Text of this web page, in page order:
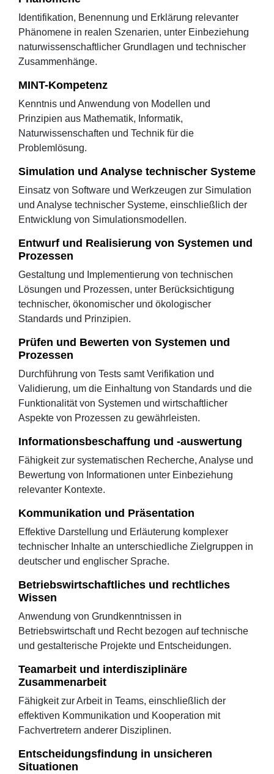
Identifikation, Benennung und Erklärung relevanter
Phänomene in realen Szenarien, unter Einbeziehung
naturwissenschaftlicher Grundlagen und technischer
Zusammenhänge.
MINT-Kompetenz
Kenntnis und Anwendung von Modellen und
Prinzipien aus Mathematik, Informatik,
Naturwissenschaften und Technik für die
Problemlösung.
Simulation und Analyse technischer Systeme
Einsatz von Software und Werkzeugen zur Simulation
und Analyse technischer Systeme, einschließlich der
Entwicklung von Simulationsmodellen.
Entwurf und Realisierung von Systemen und
Prozessen
Gestaltung und Implementierung von technischen
Lösungen und Prozessen, unter Berücksichtigung
technischer, ökonomischer und ökologischer
Standards und Prinzipien.
Prüfen und Bewerten von Systemen und
Prozessen
Durchführung von Tests samt Verifikation und
Validierung, um die Einhaltung von Standards und die
Funktionalität von Systemen und wirtschaftlicher
Aspekte von Prozessen zu gewährleisten.
Informationsbeschaffung und -auswertung
Fähigkeit zur systematischen Recherche, Analyse und
Bewertung von Informationen unter Einbeziehung
relevanter Kontexte.
Kommunikation und Präsentation
Effektive Darstellung und Erläuterung komplexer
technischer Inhalte an unterschiedliche Zielgruppen in
deutscher und englischer Sprache.
Betriebswirtschaftliches und rechtliches
Wissen
Anwendung von Grundkenntnissen in
Betriebswirtschaft und Recht bezogen auf technische
und gestalterische Projekte und Entscheidungen.
Teamarbeit und interdisziplinäre
Zusammenarbeit
Fähigkeit zur Arbeit in Teams, einschließlich der
effektiven Kommunikation und Kooperation mit
Fachvertretern anderer Disziplinen.
Entscheidungsfindung in unsicheren
Situationen